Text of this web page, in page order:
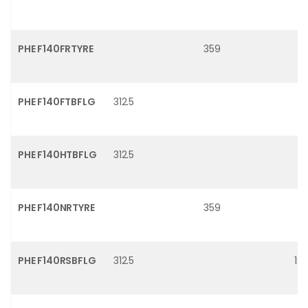
PHE F140FRTYRE 359
PHE F140FTBFLG 312.5
PHE F140HTBFLG 312.5
PHE F140NRTYRE 359
PHE F140RSBFLG 312.5 125